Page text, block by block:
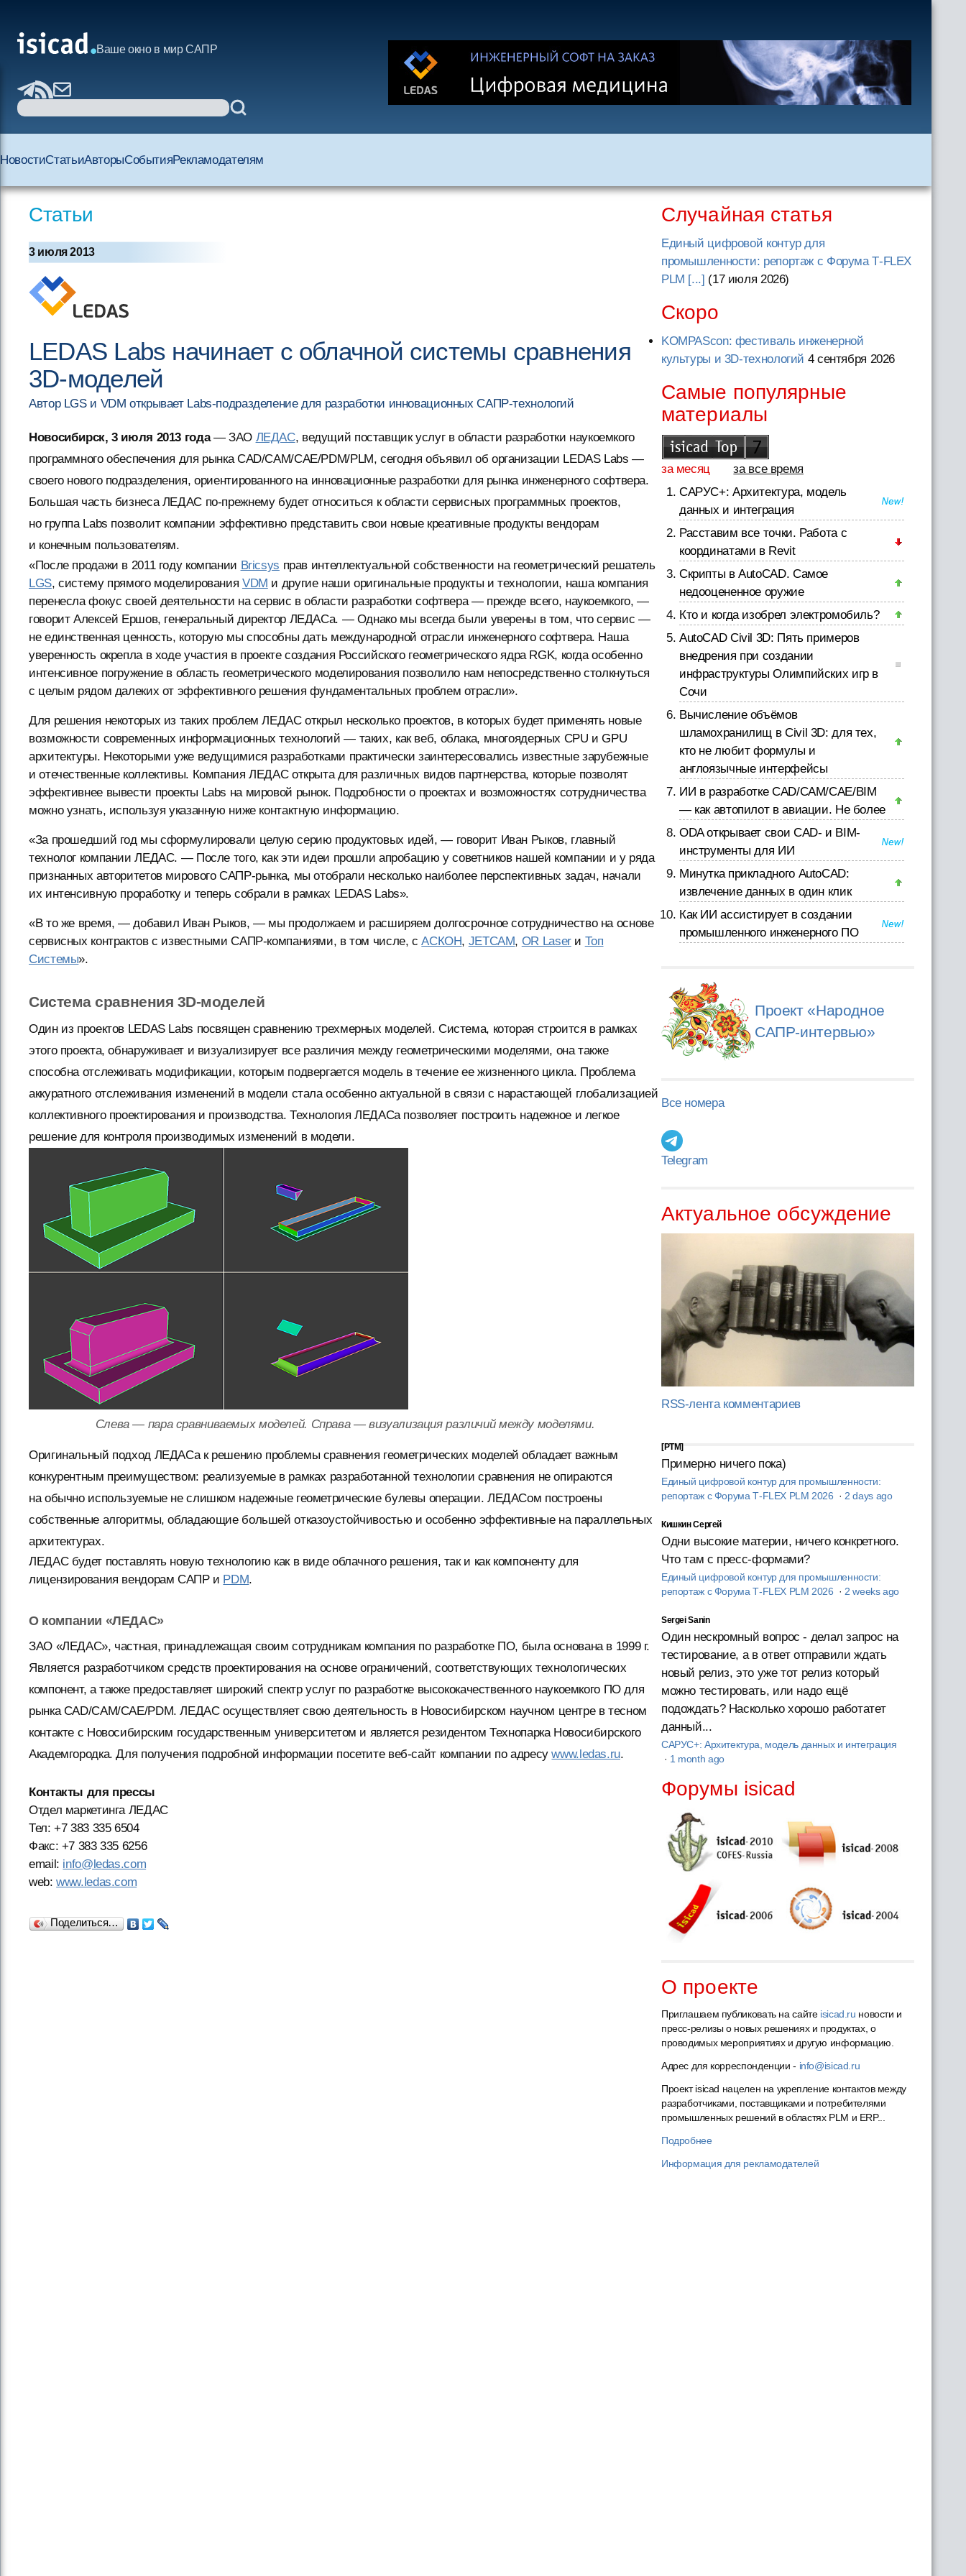
Ваше окно в мир САПР
НовостиСтатьиАвторыСобытияРекламодателям
Статьи
3 июля 2013
LEDAS Labs начинает с облачной системы сравнения
3D-моделей
Автор LGS и VDM открывает Labs-подразделение для разработки инновационных САПР-технологий
Новосибирск, 3 июля 2013 года— ЗАО ЛЕДАС, ведущий поставщик услуг в области разработки наукоемкого
программного обеспечения для рынка CAD/CAM/CAE/PDM/PLM, сегодня объявил об организации LEDAS Labs —
своего нового подразделения, ориентированного на инновационные разработки для рынка инженерного софтвера.
Большая часть бизнеса ЛЕДАС по-прежнему будет относиться к области сервисных программных проектов,
но группа Labs позволит компании эффективно представить свои новые креативные продукты вендорам
и конечным пользователям.
«После продажи в 2011 году компании Bricsys прав интеллектуальной собственности на геометрический решатель
LGS, систему прямого моделирования VDM и другие наши оригинальные продукты и технологии, наша компания
перенесла фокус своей деятельности на сервис в области разработки софтвера — прежде всего, наукоемкого, —
говорит Алексей Ершов, генеральный директор ЛЕДАСа. — Однако мы всегда были уверены в том, что сервис —
не единственная ценность, которую мы способны дать международной отрасли инженерного софтвера. Наша
уверенность окрепла в ходе участия в проекте создания Российского геометрического ядра RGK, когда особенно
интенсивное погружение в область геометрического моделирования позволило нам непосредственно столкнуться
с целым рядом далеких от эффективного решения фундаментальных проблем отрасли».
Для решения некоторых из таких проблем ЛЕДАС открыл несколько проектов, в которых будет применять новые
возможности современных информационных технологий — таких, как веб, облака, многоядерных CPU и GPU
архитектуры. Некоторыми уже ведущимися разработками практически заинтересовались известные зарубежные
и отечественные коллективы. Компания ЛЕДАС открыта для различных видов партнерства, которые позволят
эффективнее вывести проекты Labs на мировой рынок. Подробности о проектах и возможностях сотрудничества
можно узнать, используя указанную ниже контактную информацию.
«За прошедший год мы сформулировали целую серию продуктовых идей, — говорит Иван Рыков, главный
технолог компании ЛЕДАС. — После того, как эти идеи прошли апробацию у советников нашей компании и у ряда
признанных авторитетов мирового САПР-рынка, мы отобрали несколько наиболее перспективных задач, начали
их интенсивную проработку и теперь собрали в рамках LEDAS Labs».
«В то же время, — добавил Иван Рыков, — мы продолжаем и расширяем долгосрочное сотрудничество на основе
сервисных контрактов с известными САПР-компаниями, в том числе, сAСКОН, JETCAM, OR Laserи Топ
Системы».
Система сравнения 3D-моделей
Один из проектов LEDAS Labs посвящен сравнению трехмерных моделей. Система, которая строится в рамках
этого проекта, обнаруживает и визуализирует все различия между геометрическими моделями, она также
способна отслеживать модификации, которым подвергается модель в течение ее жизненного цикла. Проблема
аккуратного отслеживания изменений в модели стала особенно актуальной в связи с нарастающей глобализацией
коллективного проектирования и производства. Технология ЛЕДАСа позволяет построить надежное и легкое
решение для контроля производимых изменений в модели.
Слева — пара сравниваемых моделей. Справа — визуализация различий между моделями.
Оригинальный подход ЛЕДАСа к решению проблемы сравнения геометрических моделей обладает важным
конкурентным преимуществом: реализуемые в рамках разработанной технологии сравнения не опираются
на обычно используемые не слишком надежные геометрические булевы операции. ЛЕДАСом построены
собственные алгоритмы, обладающие большей отказоустойчивостью и особенно эффективные на параллельных
архитектурах.
ЛЕДАС будет поставлять новую технологию как в виде облачного решения, так и как компоненту для
лицензирования вендорам САПР и PDM.
О компании «ЛЕДАС»
ЗАО «ЛЕДАС», частная, принадлежащая своим сотрудникам компания по разработке ПО, была основана в 1999 г.
Является разработчиком средств проектирования на основе ограничений, соответствующих технологических
компонент, а также предоставляет широкий спектр услуг по разработке высококачественного наукоемкого ПО для
рынка CAD/CAM/CAE/PDM. ЛЕДАС осуществляет свою деятельность в Новосибирском научном центре в тесном
контакте с Новосибирским государственным университетом и является резидентом Технопарка Новосибирского
Академгородка. Для получения подробной информации посетите веб-сайт компании по адресуwww.ledas.ru.
Контакты для прессы
Отдел маркетинга ЛЕДАС
Тел: +7 383 335 6504
Факс: +7 383 335 6256
email: info@ledas.com
web:www.ledas.com
Поделиться…
Случайная статья
Единый цифровой контур для
промышленности: репортаж с Форума T‑FLEX
PLM [...] (17 июля 2026)
Скоро
KOMPAScon: фестиваль инженерной
культуры и 3D-технологий 4 сентября 2026
Самые популярные
материалы
за месяц
за все время
САРУС+: Архитектура, модель
данных и интеграция
Расставим все точки. Работа с
координатами в Revit
Скрипты в AutoCAD. Самое
недооцененное оружие
Кто и когда изобрел электромобиль?
AutoCAD Civil 3D: Пять примеров
внедрения при создании
инфраструктуры Олимпийских игр в
Сочи
Вычисление объёмов
шламохранилищ в Civil 3D: для тех,
кто не любит формулы и
англоязычные интерфейсы
ИИ в разработке CAD/CAM/CAE/BIM
— как автопилот в авиации. Не более
ODA открывает свои CAD- и BIM-
инструменты для ИИ
Минутка прикладного AutoCAD:
извлечение данных в один клик
Как ИИ ассистирует в создании
промышленного инженерного ПО
Проект «Народное
САПР-интервью»
Все номера
Telegram
Актуальное обсуждение
RSS-лента комментариев
[PTM]
Примерно ничего пока)
Единый цифровой контур для промышленности:
репортаж с Форума T‑FLEX PLM 2026 · 2 days ago
Кишкин Сергей
Одни высокие материи, ничего конкретного.
Что там с пресс-формами?
Единый цифровой контур для промышленности:
репортаж с Форума T‑FLEX PLM 2026 · 2 weeks ago
Sergei Sanin
Один нескромный вопрос - делал запрос на
тестирование, а в ответ отправили ждать
новый релиз, это уже тот релиз который
можно тестировать, или надо ещё
подождать? Насколько хорошо работатет
данный...
САРУС+: Архитектура, модель данных и интеграция
· 1 month ago
Форумы isicad
О проекте
Приглашаем публиковать на сайте isicad.ru новости и
пресс-релизы о новых решениях и продуктах, о
проводимых мероприятиях и другую информацию.
Адрес для корреспонденции - info@isicad.ru
Проект isicad нацелен на укрепление контактов между
разработчиками, поставщиками и потребителями
промышленных решений в областях PLM и ERP...
Подробнее
Информация для рекламодателей